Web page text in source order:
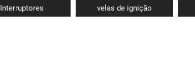
Interruptores velas de ignição